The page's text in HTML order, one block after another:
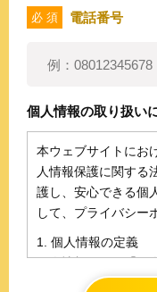
必 須 電話番号
個人情報の取り扱い
本ウェブサイトにお
人情報保護に関する
護し、安心できる個
して、プライバシー
1. 個人情報の定義
個人情報とは、「個
れる生存する個人に